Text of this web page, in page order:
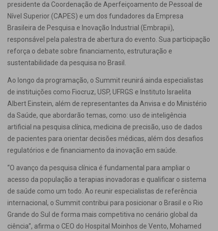
presidente da Coordenação de Aperfeiçoamento de Pessoal de
Nível Superior (CAPES) e um dos fundadores da Empresa
Brasileira de Pesquisa e Inovação Industrial (Embrapii),
responsável pela palestra de abertura do evento. Sua participação
reforça o debate sobre financiamento, estruturação e
sustentabilidade da pesquisa no Brasil.
Ao longo da programação, o Summit reunirá ainda especialistas
de instituições como Fiocruz, USP, UFRGS e Instituto Israelita
Albert Einstein, além de representantes da Anvisa e do Ministério
da Saúde, que abordarão temas, como: uso de inteligência
artificial na pesquisa clínica, medicina de precisão, uso de dados
de pacientes para orientar decisões médicas, além dos desafios
regulatórios e de financiamento da inovação em saúde.
“O avanço da pesquisa clínica é fundamental para ampliar o
acesso da população a terapias inovadoras e qualificar o sistema
de saúde como um todo. Ao reunir especialistas de referência
internacional, o Summit contribui para posicionar o Brasil e o Rio
Grande do Sul de forma mais competitiva no cenário global da
ciência”, afirma o CEO do Hospital Moinhos de Vento, Mohamed